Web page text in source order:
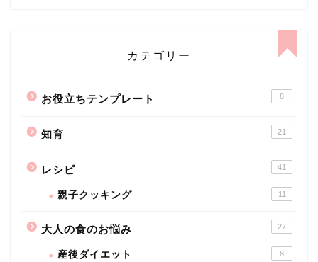
カテゴリー
お役立ちテンプレート 8
知育 21
レシピ 41
親子クッキング 11
大人の食のお悩み 27
産後ダイエット 8